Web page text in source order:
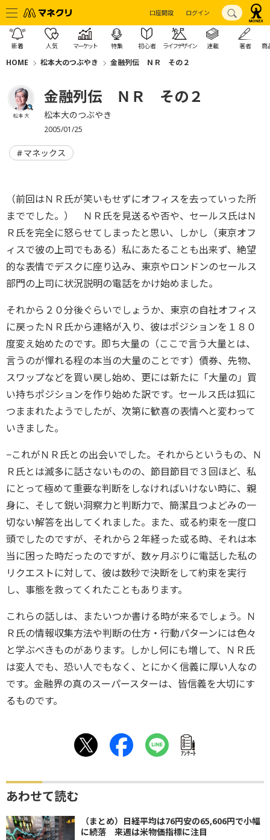
口座開設 ログイン
新着 人気 マーケット 特集 初心者 ライフデザイン 連載 著者 商
HOME 松本大のつぶやき 金融列伝 ＮＲ その２
松本 大
金融列伝 ＮＲ その２
松本大のつぶやき
2005/01/25
マネックス
（前回はＮＲ氏が笑いもせずにオフィスを去っていった所
まででした。） ＮＲ氏を見送るや否や、セールス氏はＮ
Ｒ氏を完全に怒らせてしまったと思い、しかし（東京オフ
ィスで彼の上司でもある）私にあたることも出来ず、絶望
的な表情でデスクに座り込み、東京やロンドンのセールス
部門の上司に状況説明の電話をかけ始めました。
それから２０分後ぐらいでしょうか、東京の自社オフィス
に戻ったＮＲ氏から連絡が入り、彼はポジションを１８０
度変え始めたのです。即ち大量の（ここで言う大量とは、
言うのが憚れる程の本当の大量のことです）債券、先物、
スワップなどを買い戻し始め、更には新たに「大量の」買
い持ちポジションを作り始めた訳です。セールス氏は狐に
つままれたようでしたが、次第に歓喜の表情へと変わって
いきました。
−これがＮＲ氏との出会いでした。それからというもの、Ｎ
Ｒ氏とは滅多に話さないものの、節目節目で３回ほど、私
にとって極めて重要な判断をしなければいけない時に、親
身に、そして鋭い洞察力と判断力で、簡潔且つよどみの一
切ない解答を出してくれました。また、或る約束を一度口
頭でしたのですが、それから２年経った或る時、それは本
当に困った時だったのですが、数ヶ月ぶりに電話した私の
リクエストに対して、彼は数秒で決断をして約束を実行
し、事態を救ってくれたこともあります。
これらの話しは、またいつか書ける時が来るでしょう。Ｎ
Ｒ氏の情報収集方法や判断の仕方・行動パターンには色々
と学ぶべきものがあります。しかし何にも増して、ＮＲ氏
は変人でも、恐い人でもなく、とにかく信義に厚い人なの
です。金融界の真のスーパースターは、皆信義を大切にす
るものです。
ｱﾝｹｰﾄ
あわせて読む
（まとめ）日経平均は76円安の65,606円で小幅
に続落 来週は米物価指標に注目